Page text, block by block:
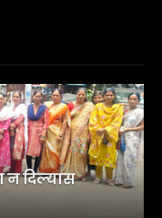
न दिल्यास